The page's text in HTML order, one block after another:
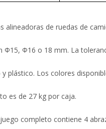
alineadoras de ruedas de
Φ16 o 18 mm. La
plástico. Los colores
es de 27 kg por caja.
completo contiene 4